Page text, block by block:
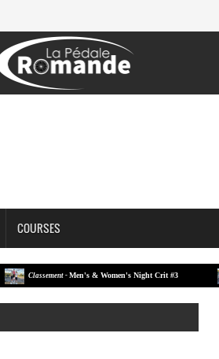
COURSES
Classement -Men's & Women's Night Crit #3